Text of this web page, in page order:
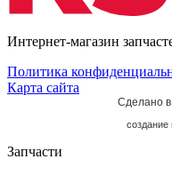
Интернет-магазин
Политика
Карта сайта
Сделано в
cоздание
Запчасти